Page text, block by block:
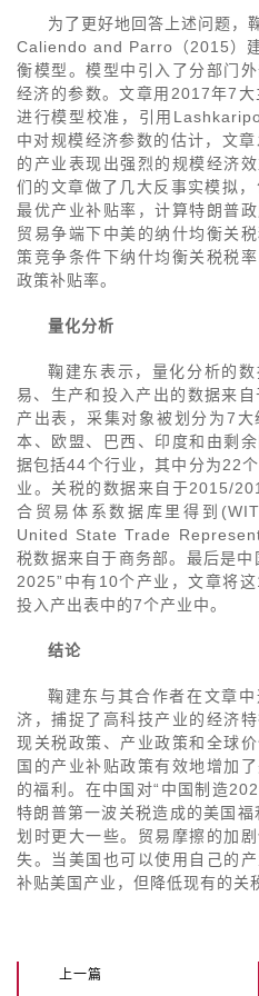
为了更好地回答上述问题，
Caliendo and Parro（2015）
衡模型。模型中引入了分部门
经济的参数。文章用2017年7
进行模型校准，引用
中对规模经济参数的估计，文
的产业表现出强烈的规模经济
们的文章做了几大反事实模拟
最优产业补贴率，计算特朗普
贸易争端下中美的纳什均衡关
策竞争条件下纳什均衡关税税
政策补贴率。
量化分析
鞠建东表示，量化分析的
易、生产和投入产出的数据来
产出表，采集对象被划分为7
本、欧盟、巴西、印度和由剩
据包括44个行业，其中分为22
业。关税的数据来自于2015/
合贸易体系数据库里得到
United State Trade
税数据来自于商务部。最后是
2025”中有10个产业，文章将
投入产出表中的7个产业中。
结论
鞠建东与其合作者在文章
济，捕捉了高科技产业的经济
现关税政策、产业政策和全球
国的产业补贴政策有效地增加
的福利。在中国对“中国制造
特朗普第一波关税造成的美国
划时更大一些。贸易摩擦的加
失。当美国也可以使用自己的
补贴美国产业，但降低现有的关
上一篇